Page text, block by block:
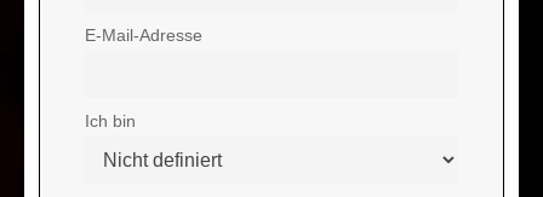
E-Mail-Adresse
Ich bin